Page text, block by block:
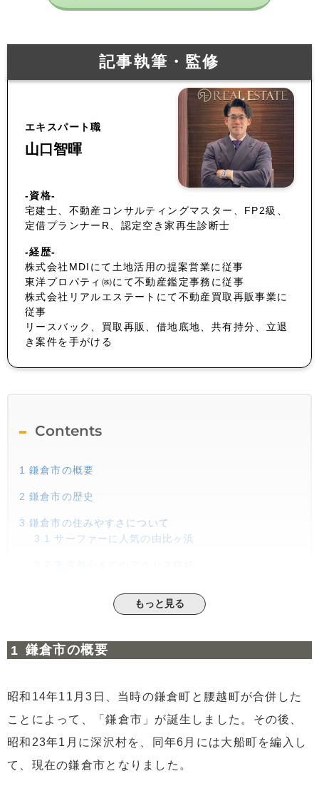
記事執筆・監修
エキスパート職
山口智暉
-資格-
宅建士、不動産コンサルティングマスター、FP2級、
定借プランナーR、認定空き家再生診断士
-経歴-
株式会社MDIにて土地活用の提案営業に従事
東洋プロパティ㈱にて不動産鑑定事務に従事
株式会社リアルエステートにて不動産買取再販事業に
従事
リースバック、買取再販、借地底地、共有持分、立退
き案件を手がける
Contents
1 鎌倉市の概要
2 鎌倉市の歴史
3 鎌倉市の住みやすさについて
3.1 サーファーに人気の由比ヶ浜
鎌倉市のエリアごとの魅力
鎌倉駅周辺エリア
4.3腰越エリア
6 まとめ
もっと見る
鎌倉市の概要
昭和14年11月3日、当時の鎌倉町と腰越町が合併した
ことによって、「鎌倉市」が誕生しました。その後、
昭和23年1月に深沢村を、同年6月には大船町を編入し
て、現在の鎌倉市となりました。